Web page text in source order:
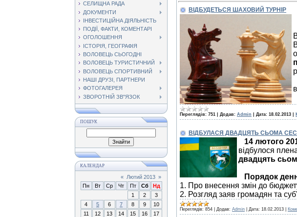
СЕЛИЩНА РАДА
ДОКУМЕНТИ
ІНВЕСТИЦІЙНА ДІЯЛЬНІСТЬ
ПОДІЇ, ФАКТИ, КОМЕНТАРІ
ОГОЛОШЕННЯ
ІСТОРІЯ, ГЕОГРАФІЯ
ВОЛОВЕЦЬ СЬОГОДНІ
ВОЛОВЕЦЬ ТУРИСТИЧНИЙ
ВОЛОВЕЦЬ СПОРТИВНИЙ
НАШІ ДРУЗІ, ПАРТНЕРИ
ФОТОГАЛЕРЕЯ
ЗВОРОТНІЙ ЗВ"ЯЗОК
ПОШУК
КАЛЕНДАР
« Лютий 2013 »
Пн
Вт Ср Чт Пт Сб
Нд
1
2
3
4
5 6 7 8 9
10
11
12 13 14 15 16
17
ВІДБУДЕТЬСЯ ШАХОВИЙ ТУРНІР
Переглядів: 751 Додав: Admin Дата: 18.02.2013
ВІДБУЛАСЯ ДВАДЦЯТЬ СЬОМА
14 лютого
відбулося
двадцять
Порядок
1. Про внесення змін до
2. Розгляд заяв громадян та
Переглядів: 854 Додав: Admin Дата: 18.02.2013